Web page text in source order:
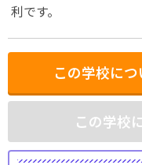
利です。
この学校に
この学校